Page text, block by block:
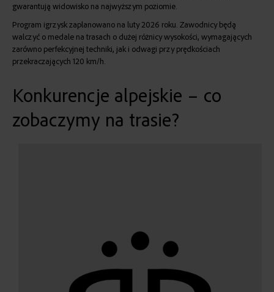
gwarantują widowisko na najwyższym poziomie.
Program igrzysk zaplanowano na luty 2026 roku. Zawodnicy będą
walczyć o medale na trasach o dużej różnicy wysokości, wymagających
zarówno perfekcyjnej techniki, jak i odwagi przy prędkościach
przekraczających 120 km/h.
Konkurencje alpejskie – co
zobaczymy na trasie?